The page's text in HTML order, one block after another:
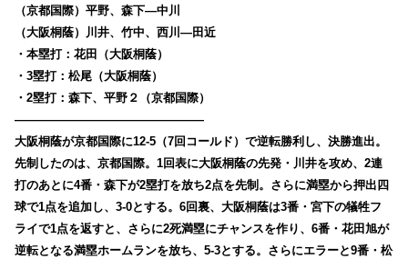
（京都国際）平野、森下―中川
（大阪桐蔭）川井、竹中、西川―田近
・本塁打：花田（大阪桐蔭）
・3塁打：松尾（大阪桐蔭）
・2塁打：森下、平野２（京都国際）
————————————————
大阪桐蔭が京都国際に12-5（7回コールド）で逆転勝利し、決勝進出。
先制したのは、京都国際。1回表に大阪桐蔭の先発・川井を攻め、2連
打のあとに4番・森下が2塁打を放ち2点を先制。さらに満塁から押出四
球で1点を追加し、3-0とする。6回裏、大阪桐蔭は3番・宮下の犠牲フ
ライで1点を返すと、さらに2死満塁にチャンスを作り、6番・花田旭が
逆転となる満塁ホームランを放ち、5-3とする。さらにエラーと9番・松